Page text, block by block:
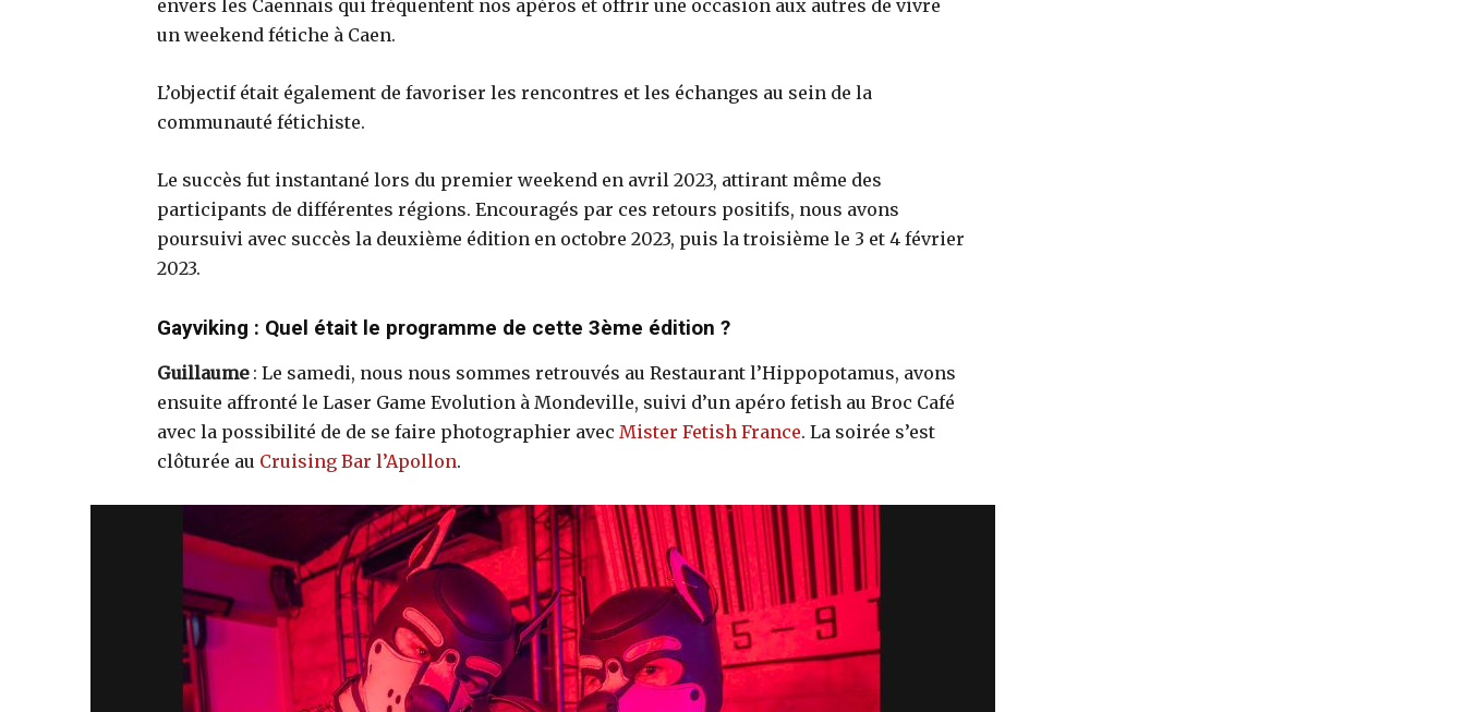
envers les Caennais qui fréquentent nos apéros et offrir une occasion aux autres de vivre
un weekend fétiche à Caen.
L’objectif était également de favoriser les rencontres et les échanges au sein de la
communauté fétichiste.
Le succès fut instantané lors du premier weekend en avril 2023, attirant même des
participants de différentes régions. Encouragés par ces retours positifs, nous avons
poursuivi avec succès la deuxième édition en octobre 2023, puis la troisième le 3 et 4 février
2023.
Gayviking : Quel était le programme de cette 3ème édition ?
Guillaume: Le samedi, nous nous sommes retrouvés au Restaurant l’Hippopotamus, avons
ensuite affronté le Laser Game Evolution à Mondeville, suivi d’un apéro fetish au Broc Café
avec la possibilité de de se faire photographier avec Mister Fetish France. La soirée s’est
clôturée au Cruising Bar l’Apollon.